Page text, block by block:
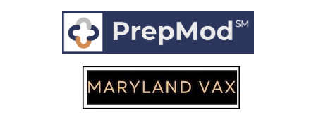
Skip to search results